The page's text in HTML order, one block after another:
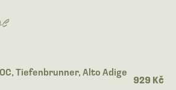
Tiefenbrunner, Alto Adige
929 Kč